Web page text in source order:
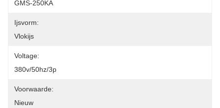
GMS-250KA
Ijsvorm:
Vlokijs
Voltage:
380v/50hz/3p
Voorwaarde:
Nieuw